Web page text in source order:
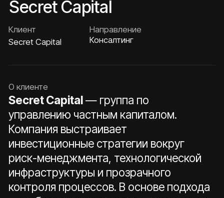
О клиенте
Secret Capital — группа по
управлению частным капиталом.
Компания выстраивает
инвестиционные стратегии вокруг
инфраструктуры и прозрачного
— собственное технологическое ядро
SecretCore, которое объединяет
управление стратегиями, контроль
рисков, учёт операций, мониторинг и
отчётность в единой системе.
Типографика и цвета